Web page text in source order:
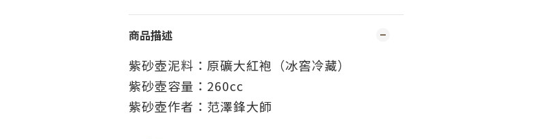
商品描述
紫砂壺泥料：原礦大紅袍（冰窖冷藏）
紫砂壺容量：260cc
紫砂壺作者：范澤鋒大師